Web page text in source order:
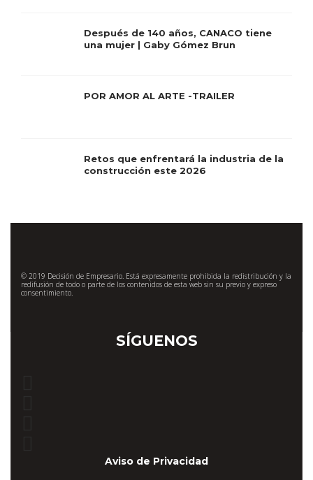
Después de 140 años, CANACO tiene
una mujer | Gaby Gómez Brun
POR AMOR AL ARTE -TRAILER
Retos que enfrentará la industria de la
construcción este 2026
© 2019 Decisión de Empresario. Está expresamente prohibida la redistribución y la
redifusión de todo o parte de los contenidos de esta web sin su previo y expreso
consentimiento.
SÍGUENOS
Aviso de Privacidad